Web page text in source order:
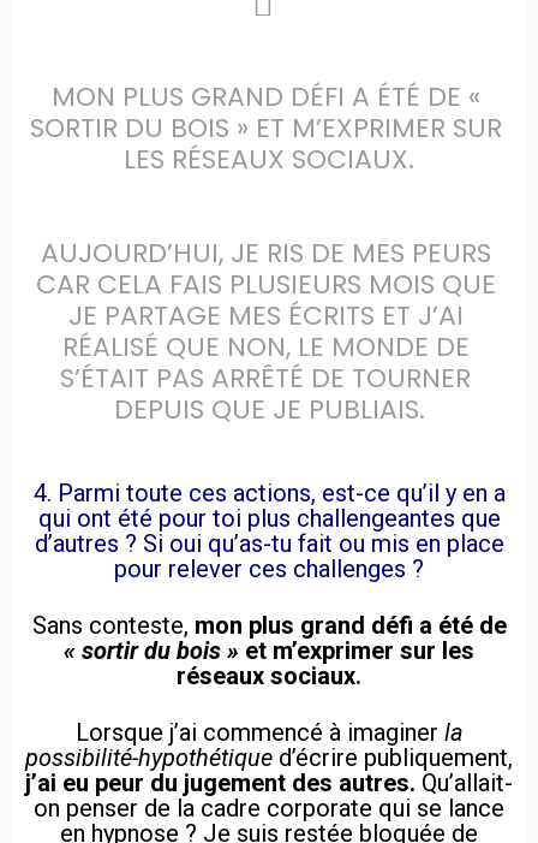
MON PLUS GRAND DÉFI A ÉTÉ DE «
SORTIR DU BOIS » ET M’EXPRIMER SUR
LES RÉSEAUX SOCIAUX.
AUJOURD’HUI, JE RIS DE MES PEURS
CAR CELA FAIS PLUSIEURS MOIS QUE
JE PARTAGE MES ÉCRITS ET J’AI
RÉALISÉ QUE NON, LE MONDE DE
S’ÉTAIT PAS ARRÊTÉ DE TOURNER
DEPUIS QUE JE PUBLIAIS.
4. Parmi toute ces actions, est-ce qu’il y en a
qui ont été pour toi plus challengeantes que
d’autres ? Si oui qu’as-tu fait ou mis en place
pour relever ces challenges ?
Sans conteste, mon plus grand défi a été de
« sortir du bois » et m’exprimer sur les
réseaux sociaux.
Lorsque j’ai commencé à imaginer la
possibilité-hypothétique d’écrire publiquement,
j’ai eu peur du jugement des autres. Qu’allait-
on penser de la cadre corporate qui se lance
en hypnose ? Je suis restée bloquée de